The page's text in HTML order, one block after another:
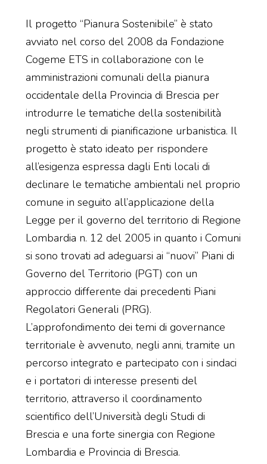
Il progetto “Pianura Sostenibile” è stato
avviato nel corso del 2008 da Fondazione
Cogeme ETS in collaborazione con le
amministrazioni comunali della pianura
occidentale della Provincia di Brescia per
introdurre le tematiche della sostenibilità
negli strumenti di pianificazione urbanistica. Il
progetto è stato ideato per rispondere
all’esigenza espressa dagli Enti locali di
declinare le tematiche ambientali nel proprio
comune in seguito all’applicazione della
Legge per il governo del territorio di Regione
Lombardia n. 12 del 2005 in quanto i Comuni
si sono trovati ad adeguarsi ai “nuovi” Piani di
Governo del Territorio (PGT) con un
approccio differente dai precedenti Piani
Regolatori Generali (PRG).
L’approfondimento dei temi di governance
territoriale è avvenuto, negli anni, tramite un
percorso integrato e partecipato con i sindaci
e i portatori di interesse presenti del
territorio, attraverso il coordinamento
scientifico dell’Università degli Studi di
Brescia e una forte sinergia con Regione
Lombardia e Provincia di Brescia.